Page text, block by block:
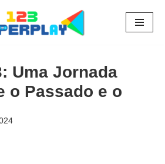
Uma Jornada
o Passado e o